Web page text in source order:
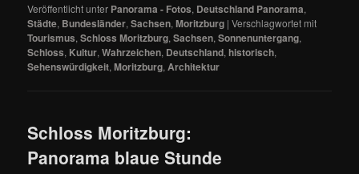
Veröffentlicht unter Panorama - Fotos, Deutschland Panorama,
Städte, Bundesländer,Sachsen,Moritzburg |Verschlagwortet mit
Tourismus,Schloss Moritzburg,Sachsen,Sonnenuntergang,
Schloss, Kultur,Wahrzeichen, Deutschland,historisch,
Sehenswürdigkeit,Moritzburg, Architektur
Schloss Moritzburg:
Panorama blaue Stunde